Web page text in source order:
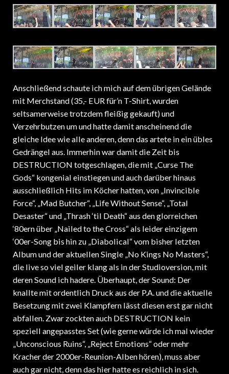
Anschließend schaute ich mich auf dem übrigen Gelände
mit Merchstand (35,- EUR für’n T-Shirt, wurden
seltsamerweise trotzdem fleißig gekauft) und
Verzehrbutzen um und hatte damit anscheinend die
gleiche Idee wie alle anderen, denn das artete in ein übles
Gedrängel aus. Immerhin war damit die Zeit bis
DESTRUCTION totgeschlagen, die mit „Curse The
Gods“ kongenial einstiegen und auch darüber hinaus
ausschließlich Hits im Köcher hatten, von „Invincible
Force“, „Mad Butcher“, „Life Without Sense“, „Total
Desaster“ und „Thrash ‘til Death“ aus den glorreichen
‘80ern über „Nailed to the Cross“ als leider einzigem
‘00er-Song bis hin zu „Diabolical“ vom bisher letzten
Album und der aktuellen Single „No Kings No Masters“,
die live so viel geiler klang als in der Studioversion, mit
deren Sound ich hadere. Überhaupt, der Sound: Der
knallte mit ordentlich Druck aus der P.A. und die aktuelle
Besetzung mit zwei Klampfern lässt diesen erst gar nicht
abfallen. Zwar zockten auch DESTRUCTION kein
speziell angepasstes Set (wie gerne würde ich mal wieder
„Unconscious Ruins“, „Reject Emotions“ oder mehr
Kracher der 2000er-Reunion-Alben hören), muss aber
auch gar nicht, denn das hier hatte es reichlich in sich.